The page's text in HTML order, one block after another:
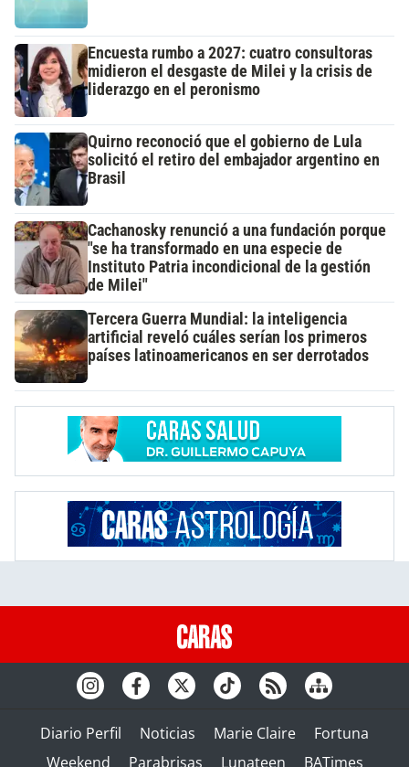
Encuesta rumbo a 2027: cuatro consultoras
midieron el desgaste de Milei y la crisis de
liderazgo en el peronismo
Quirno reconoció que el gobierno de Lula
solicitó el retiro del embajador argentino en
Brasil
Cachanosky renunció a una fundación porque
"se ha transformado en una especie de
Instituto Patria incondicional de la gestión
de Milei"
Tercera Guerra Mundial: la inteligencia
artificial reveló cuáles serían los primeros
países latinoamericanos en ser derrotados
Diario Perfil Noticias Marie Claire
Fortuna
Weekend
Parabrisas Lunateen BATimes